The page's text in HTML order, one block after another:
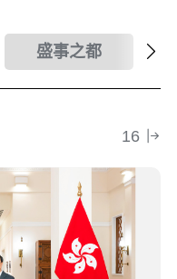
盛事之都
16